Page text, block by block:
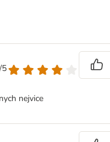
5
nejvice